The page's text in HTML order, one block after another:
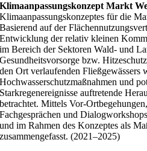
Klimaanpassungskonzept Markt
Klimaanpassungskonzeptes für die
Basierend auf der
Entwicklung der relativ kleinen
im Bereich der Sektoren Wald- und
Gesundheitsvorsorge bzw.
den Ort verlaufenden Fließgewässers
Hochwasserschutzmaßnahmen und
Starkregenereignisse auftretende
betrachtet. Mittels Vor-
Fachgesprächen und
und im Rahmen des Konzeptes als
zusammengefasst. (2021–2025)